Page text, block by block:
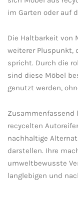
im Garten oder auf
Die ⁣Haltbarkeit von
weiterer Pluspunkt,
spricht. Durch die‍
sind diese Möbel
genutzt werden,
Zusammenfassend
recycelten
nachhaltige
⁢darstellen. Ihre
umweltbewusste
langlebigen und